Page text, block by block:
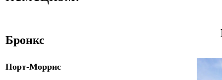
Бронкс
Порт-Моррис